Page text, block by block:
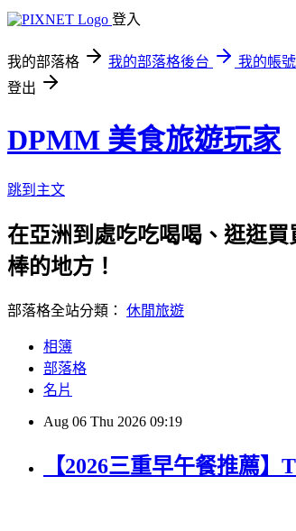
登入
我的部落格 我的部落格後台
我的帳號
登出
DPMM 美食旅遊玩家
跳到主文
在亞洲到處吃吃喝喝、逛逛
棒的地方！
部落格全站分類： 休閒旅遊
相簿
部落格
名片
Aug 06 Thu 2026 09:19
【2026三重早午餐推薦